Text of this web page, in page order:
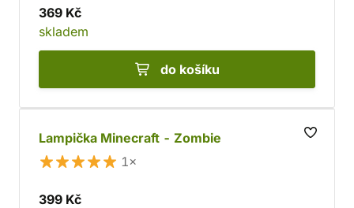
369 Kč
skladem
do košíku
Lampička Minecraft - Zombie
1×
399 Kč